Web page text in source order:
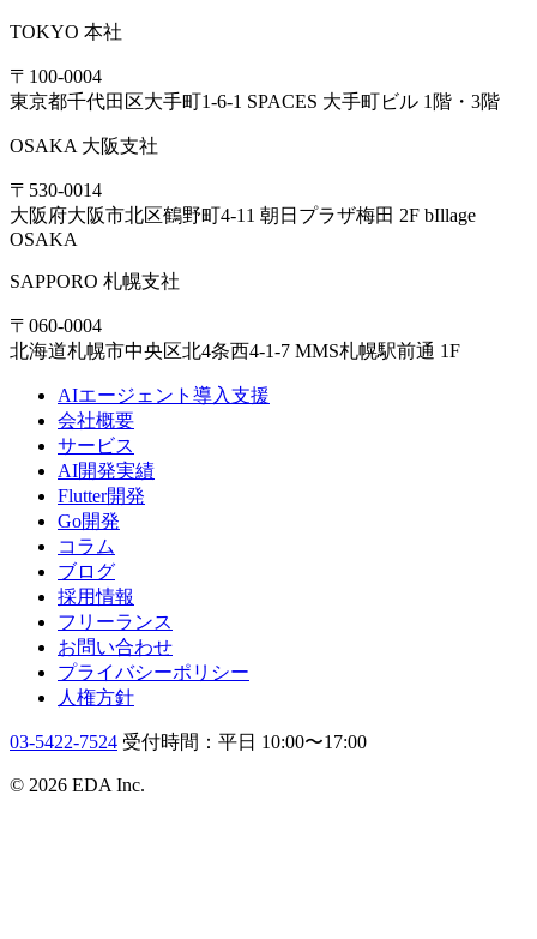
TOKYO 本社
〒100-0004
東京都千代田区大手町1-6-1 SPACES 大手町ビル 1階・3階
OSAKA 大阪支社
〒530-0014
大阪府大阪市北区鶴野町4-11 朝日プラザ梅田 2F bIllage
OSAKA
SAPPORO 札幌支社
〒060-0004
北海道札幌市中央区北4条西4-1-7 MMS札幌駅前通 1F
AIエージェント導入支援
会社概要
サービス
AI開発実績
Flutter開発
Go開発
コラム
ブログ
採用情報
フリーランス
お問い合わせ
プライバシーポリシー
人権方針
03-5422-7524 受付時間：平日 10:00〜17:00
© 2026 EDA Inc.